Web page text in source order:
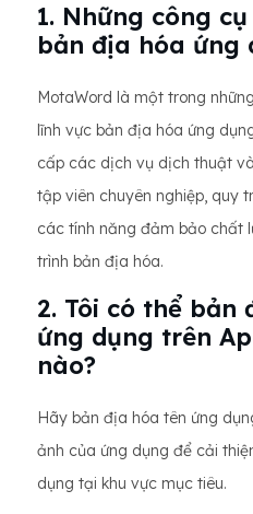
1. Những công
bản địa hóa ứng
MotaWord là một trong
lĩnh vực bản địa hóa ứng
cấp các dịch vụ dịch thuật
tập viên chuyên nghiệp, quy
các tính năng đảm bảo chất
trình bản địa hóa.
2. Tôi có thể
ứng dụng trên
nào?
Hãy bản địa hóa tên ứng
ảnh của ứng dụng để cải
dụng tại khu vực mục tiêu.